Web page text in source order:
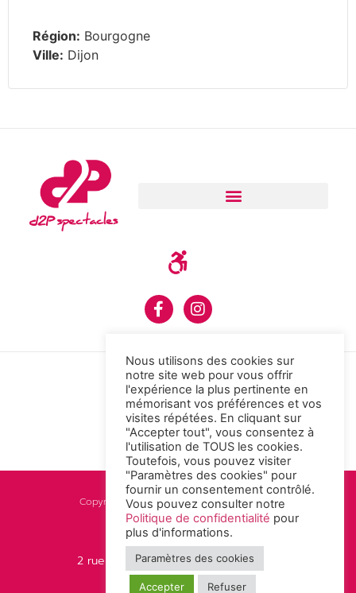
Région: Bourgogne
Ville: Dijon
03 85 41 50 04info@d2p.fr
2 rue Perrault 71100 Chalon-sur-Saône
Copyright © 2021 d2p. All rights reserved.
Nous utilisons des cookies sur
notre site web pour vous offrir
l'expérience la plus pertinente en
mémorisant vos préférences et vos
visites répétées. En cliquant sur
"Accepter tout", vous consentez à
l'utilisation de TOUS les cookies.
Toutefois, vous pouvez visiter
"Paramètres des cookies" pour
fournir un consentement contrôlé.
Vous pouvez consulter notre
Politique de confidentialité pour
plus d'informations.
Paramètres des cookies
Accepter Refuser